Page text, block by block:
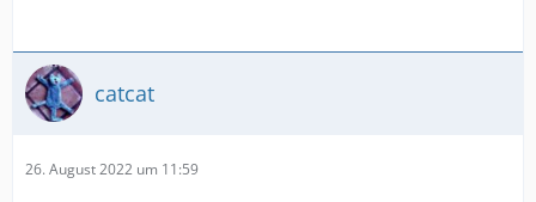
catcat
26. August 2022 um 11:59